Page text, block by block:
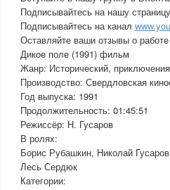
Подписывайтесь на нашу
Подписывайтесь на канал
Оставляйте ваши отзывы о
Дикое поле (1991) фильм
Жанр: Исторический, приключения
Производство: Свердловская
Год выпуска: 1991
Продолжительность: 01:45:51
Режиссёр: Н. Гусаров
В ролях:
Борис Рубашкин, Николай
Лесь Сердюк
Категории: